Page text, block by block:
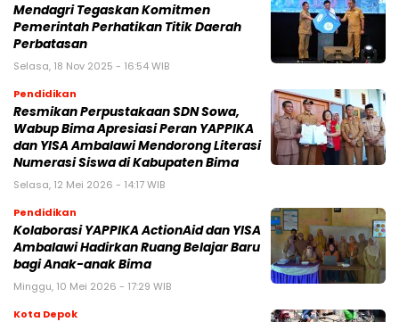
Mendagri Tegaskan Komitmen
Pemerintah Perhatikan Titik Daerah
Perbatasan
Selasa, 18 Nov 2025 - 16:54 WIB
Pendidikan
Resmikan Perpustakaan SDN Sowa,
Wabup Bima Apresiasi Peran YAPPIKA
dan YISA Ambalawi Mendorong Literasi
Numerasi Siswa di Kabupaten Bima
Selasa, 12 Mei 2026 - 14:17 WIB
Pendidikan
Kolaborasi YAPPIKA ActionAid dan YISA
Ambalawi Hadirkan Ruang Belajar Baru
bagi Anak-anak Bima
Minggu, 10 Mei 2026 - 17:29 WIB
Kota Depok